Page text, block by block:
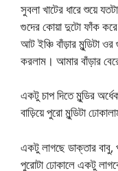
সুবলা খাটের ধারে শুয়ে
গুদের কোয়া দুটো ফাঁক
আট ইঞ্চি বাঁড়ার মুন্ডিটা
করলাম। আমার বাঁড়ার
একটু চাপ দিতে মুন্ডির
বাড়িয়ে পুরো মুন্ডিটা
একটু লাগছে ডাক্তার
পুরোটা ঢোকালে একটু